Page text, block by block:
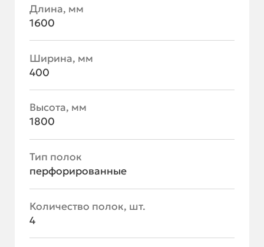
Длина, мм
1600
Ширина, мм
400
Высота, мм
1800
Тип полок
перфорированные
Количество полок, шт.
4